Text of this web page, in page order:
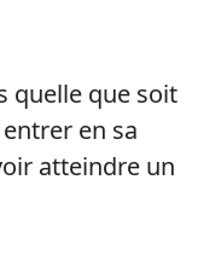
quelle que soit
en sa
atteindre un